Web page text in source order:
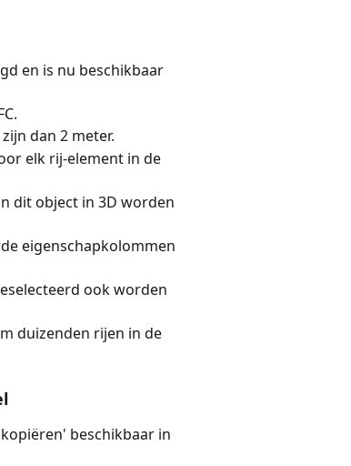
en is nu beschikbaar
dan 2 meter.
elk rij-element in de
dit object in 3D worden
eigenschapkolommen
ook worden
duizenden rijen in de
beschikbaar in